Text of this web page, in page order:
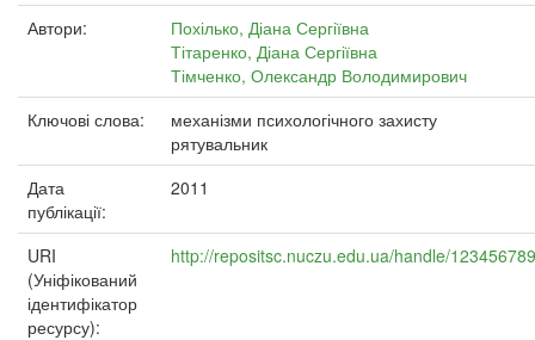
Автори:
Похілько, Діана Сергіївна
Тітаренко, Діана Сергіївна
Тімченко, Олександр Володимирович
Ключові слова:
механізми психологічного захисту
рятувальник
Дата
публікації:
2011
URI
(Уніфікований
ідентифікатор
ресурсу):
http://repositsc.nuczu.edu.ua/handle/